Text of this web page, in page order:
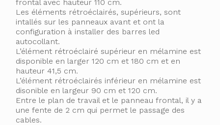
Continuer sans accepter
Nous respectons votre vie privée.
Plateforme de Gestion du Consentement :
Ce que vous faites, pas qui vous êtes. Les cookies sont
nécessaires au bon fonctionnement de notre site web. Ils nous
permettent de :
Surveiller les erreurs techniques sur notre site web.
Pouvoir améliorer l'expérience de nos visiteurs et faciliter leur
navigation.
Mesurer l'efficacité de nos communications et offres
promotionnelles.
Ils participent à rendre votre navigation plus harmonieuse. Refuser
Axeptio consent
frontal avec hauteur 110 cm.
Les éléments rétroéclairés, supérieurs, sont
intallés sur les panneaux avant et ont la
configuration à installer des barres led
autocollant.
L’élément rétroéclairé supérieur en mélamine est
disponible en larger 120 cm et 180 cm et en
hauteur 41,5 cm.
L’élément rétroéclairés inférieur en mélamine est
disonible en largeur 90 cm et 120 cm.
Entre le plan de travail et le panneau frontal, il y a
une fente de 2 cm qui permet le passage des
cables.